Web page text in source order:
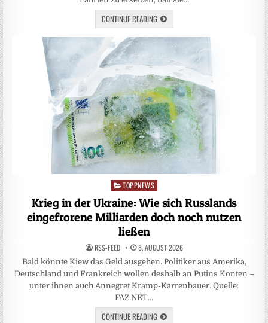
CONTINUE READING
Posted
TOPPNEWS
Krieg in der Ukraine: Wie sich Russlands
eingefrorene Milliarden doch noch nutzen
ließen
RSS-FEED 8. AUGUST 2026
Bald könnte Kiew das Geld ausgehen. Politiker aus Amerika,
Deutschland und Frankreich wollen deshalb an Putins Konten –
unter ihnen auch Annegret Kramp-Karrenbauer. Quelle:
FAZ.NET…
CONTINUE READING